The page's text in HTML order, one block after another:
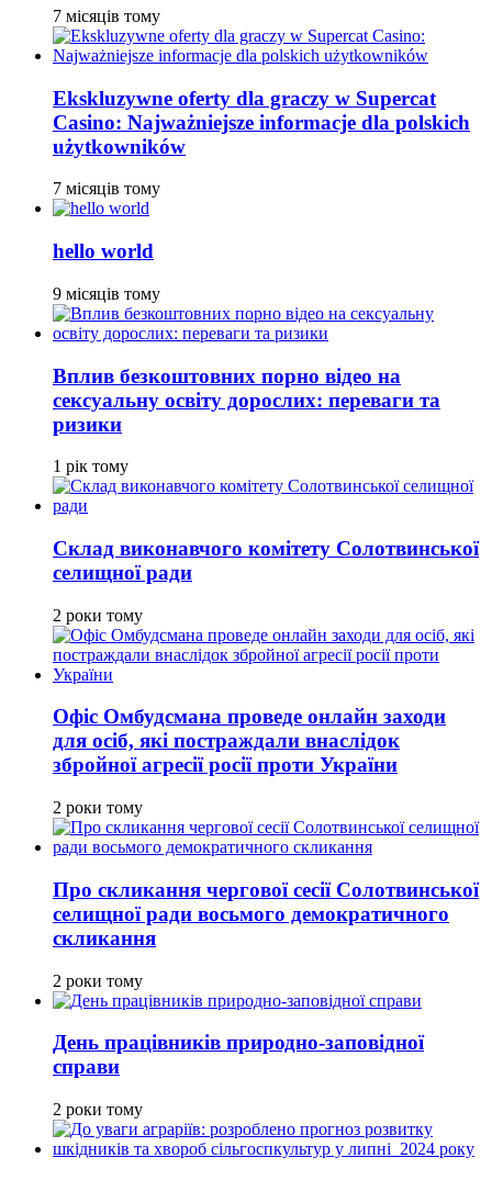
7 місяців тому
Ekskluzywne oferty dla graczy w Supercat
Casino: Najważniejsze informacje dla polskich
użytkowników
7 місяців тому
hello world
9 місяців тому
Вплив безкоштовних порно відео на
сексуальну освіту дорослих: переваги та
ризики
1 рік тому
Склад виконавчого комітету Солотвинської
селищної ради
2 роки тому
Офіс Омбудсмана проведе онлайн заходи
для осіб, які постраждали внаслідок
збройної агресії росії проти України
2 роки тому
Про скликання чергової сесії Солотвинської
селищної ради восьмого демократичного
скликання
2 роки тому
День працівників природно-заповідної
справи
2 роки тому